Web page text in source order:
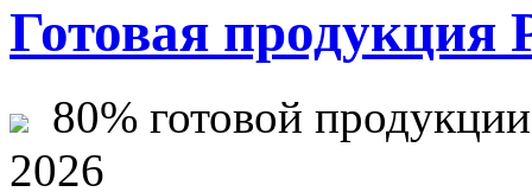
Готовая продукция
80% готовой
2026